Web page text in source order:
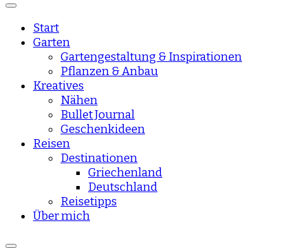
sisisday
Start
Garten
Gartengestaltung & Inspirationen
Pflanzen & Anbau
Kreatives
Nähen
Bullet Journal
Geschenkideen
Reisen
Destinationen
Griechenland
Deutschland
Reisetipps
Über mich